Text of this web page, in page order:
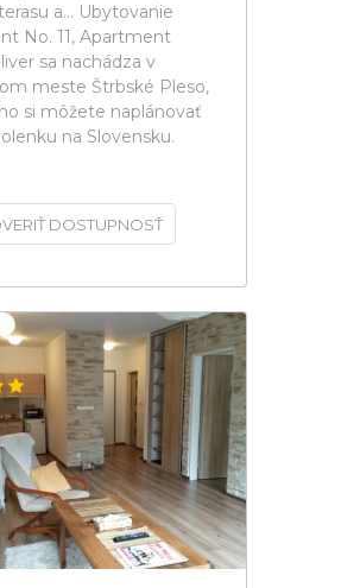
a... Ubytovanie
No. 11, Apartment
sa nachádza v
meste Štrbské Pleso,
si môžete naplánovať
na Slovensku.
DOSTUPNOSŤ